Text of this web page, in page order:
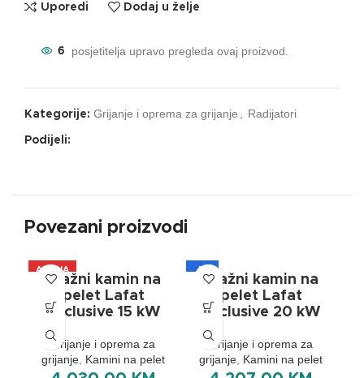
Uporedi Dodaj u želje
6 posjetitelja upravo pregleda ovaj proizvod.
Kategorije: Grijanje i oprema za grijanje Radijatori
Podijeli:
Povezani proizvodi
AKCIJA
Etažni kamin na
pelet Lafat
Exclusive 15 kW
Grijanje i oprema za
grijanje Kamini na pelet
A+
Etažni kamin na
pelet Lafat
Exclusive 20 kW
Grijanje i oprema za
grijanje Kamini na pelet